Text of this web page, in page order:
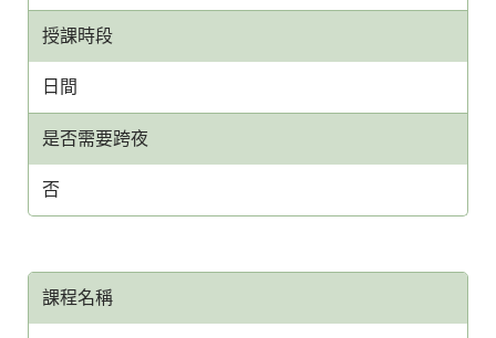
授課時段
日間
是否需要跨夜
否
課程名稱